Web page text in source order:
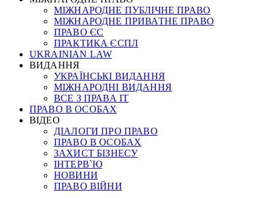
МІЖНАРОДНЕ ПУБЛІЧНЕ ПРАВО
МІЖНАРОДНЕ ПРИВАТНЕ ПРАВО
ПРАВО ЄС
ПРАКТИКА ЄСПЛ
UKRAINIAN LAW
ВИДАННЯ
УКРАЇНСЬКІ ВИДАННЯ
МІЖНАРОДНІ ВИДАННЯ
ВСЕ З ПРАВА ІТ
ПРАВО В ОСОБАХ
ВІДЕО
ДІАЛОГИ ПРО ПРАВО
ПРАВО В ОСОБАХ
ЗАХИСТ БІЗНЕСУ
ІНТЕРВ`Ю
НОВИНИ
ПРАВО ВІЙНИ